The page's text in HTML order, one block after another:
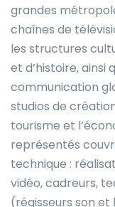
grandes
chaînes de
les structures
et d’histoire, ainsi
communication
studios de
tourisme et
représentés
technique :
vidéo, cadreurs,
(régisseurs son